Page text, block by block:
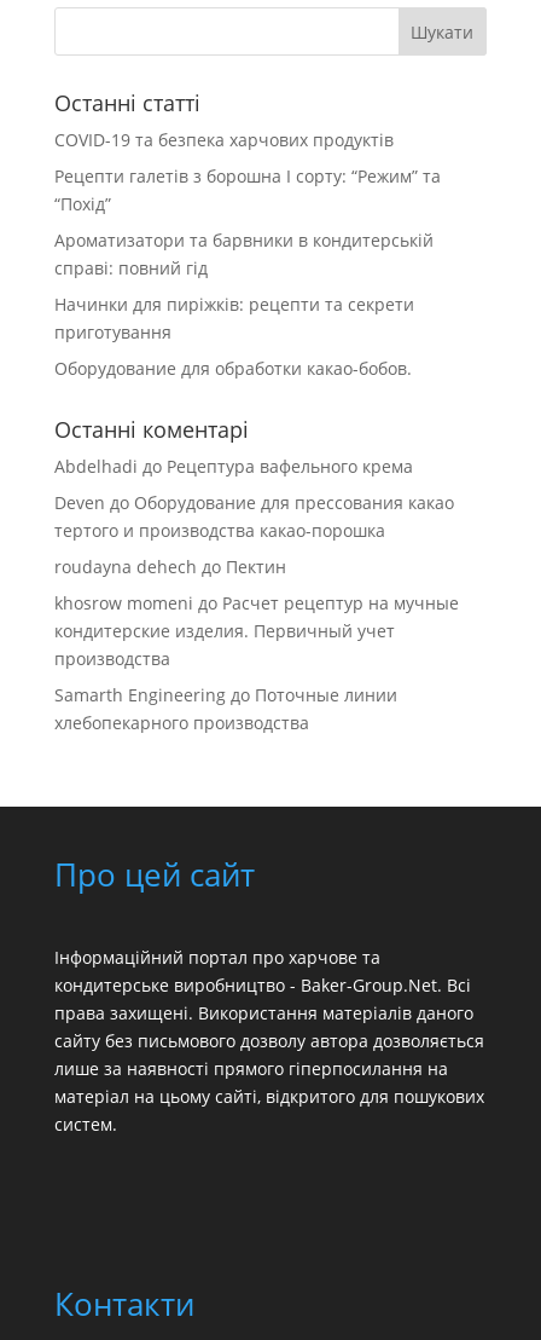
Останні статті
COVID-19 та безпека харчових продуктів
Рецепти галетів з борошна І сорту: “Режим” та
“Похід”
Ароматизатори та барвники в кондитерській
справі: повний гід
Начинки для пиріжків: рецепти та секрети
приготування
Оборудование для обработки какао-бобов.
Останні коментарі
Abdelhadi до Рецептура вафельного крема
Deven до Оборудование для прессования какао
тертого и производства какао-порошка
roudayna dehech до Пектин
khosrow momeni до Расчет рецептур на мучные
кондитерские изделия. Первичный учет
производства
Samarth Engineeringдо Поточные линии
хлебопекарного производства
Про цей сайт
Інформаційний портал про харчове та
кондитерське виробництво - Baker-Group.Net. Всі
права захищені. Використання матеріалів даного
сайту без письмового дозволу автора дозволяється
лише за наявності прямого гіперпосилання на
матеріал на цьому сайті, відкритого для пошукових
систем.
Контакти